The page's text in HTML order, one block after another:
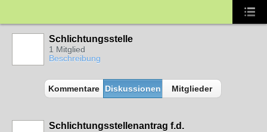
Schlichtungsstelle
1 Mitglied
Beschreibung
Kommentare Diskussionen Mitglieder
Schlichtungsstellenantrag f.d.